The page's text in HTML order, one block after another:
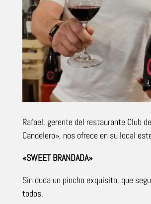
Rafael, gerente del restaurante Club
Candelero», nos ofrece en su local
«SWEET BRANDADA»
Sin duda un pincho exquisito, que
todos.